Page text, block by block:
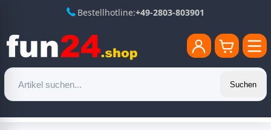
Bestellhotline:+49-2803-803901
Suchen